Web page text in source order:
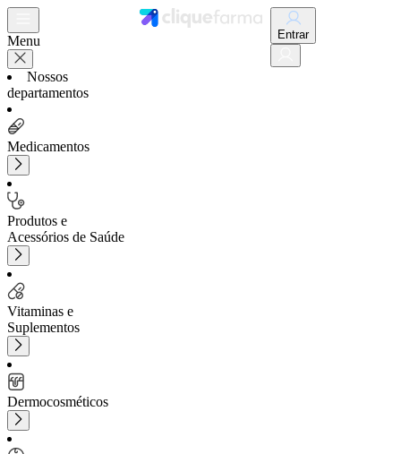
Menu
Nossos
departamentos
Medicamentos
Produtos e
Acessórios de Saúde
Vitaminas e
Suplementos
Dermocosméticos
Entrar